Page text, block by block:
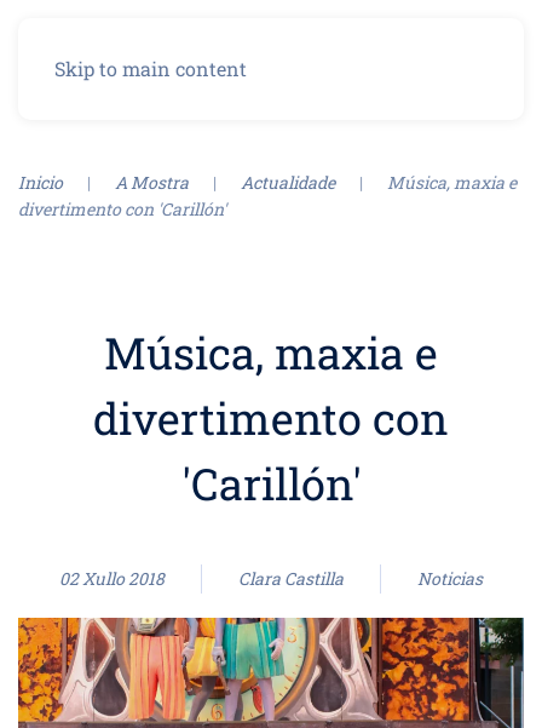
Skip to main content
Inicio A Mostra Actualidade
Música, maxia e
divertimento con 'Carillón'
Música, maxia e
divertimento con
'Carillón'
02 Xullo 2018 Clara Castilla Noticias